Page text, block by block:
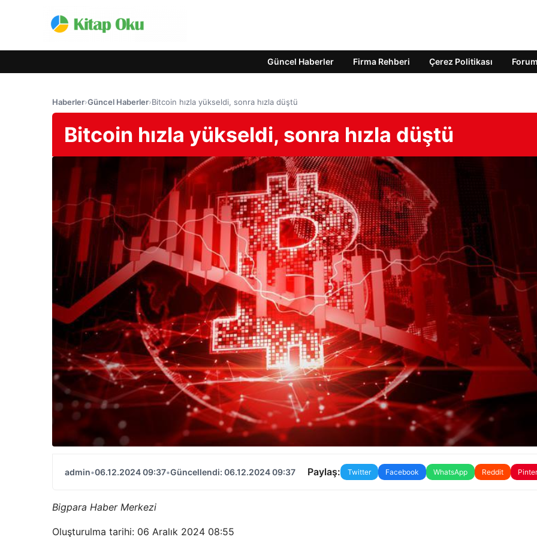
Güncel Haberler Firma Rehberi Çerez Politikası Forum
Haberler›Güncel Haberler›Bitcoin hızla yükseldi, sonra hızla düştü
Bitcoin hızla yükseldi, sonra hızla düştü
admin•06.12.2024 09:37•Güncellendi: 06.12.2024 09:37 Paylaş: Twitter Facebook WhatsApp Reddit
Bigpara Haber Merkezi
Oluşturulma tarihi: 06 Aralık 2024 08:55